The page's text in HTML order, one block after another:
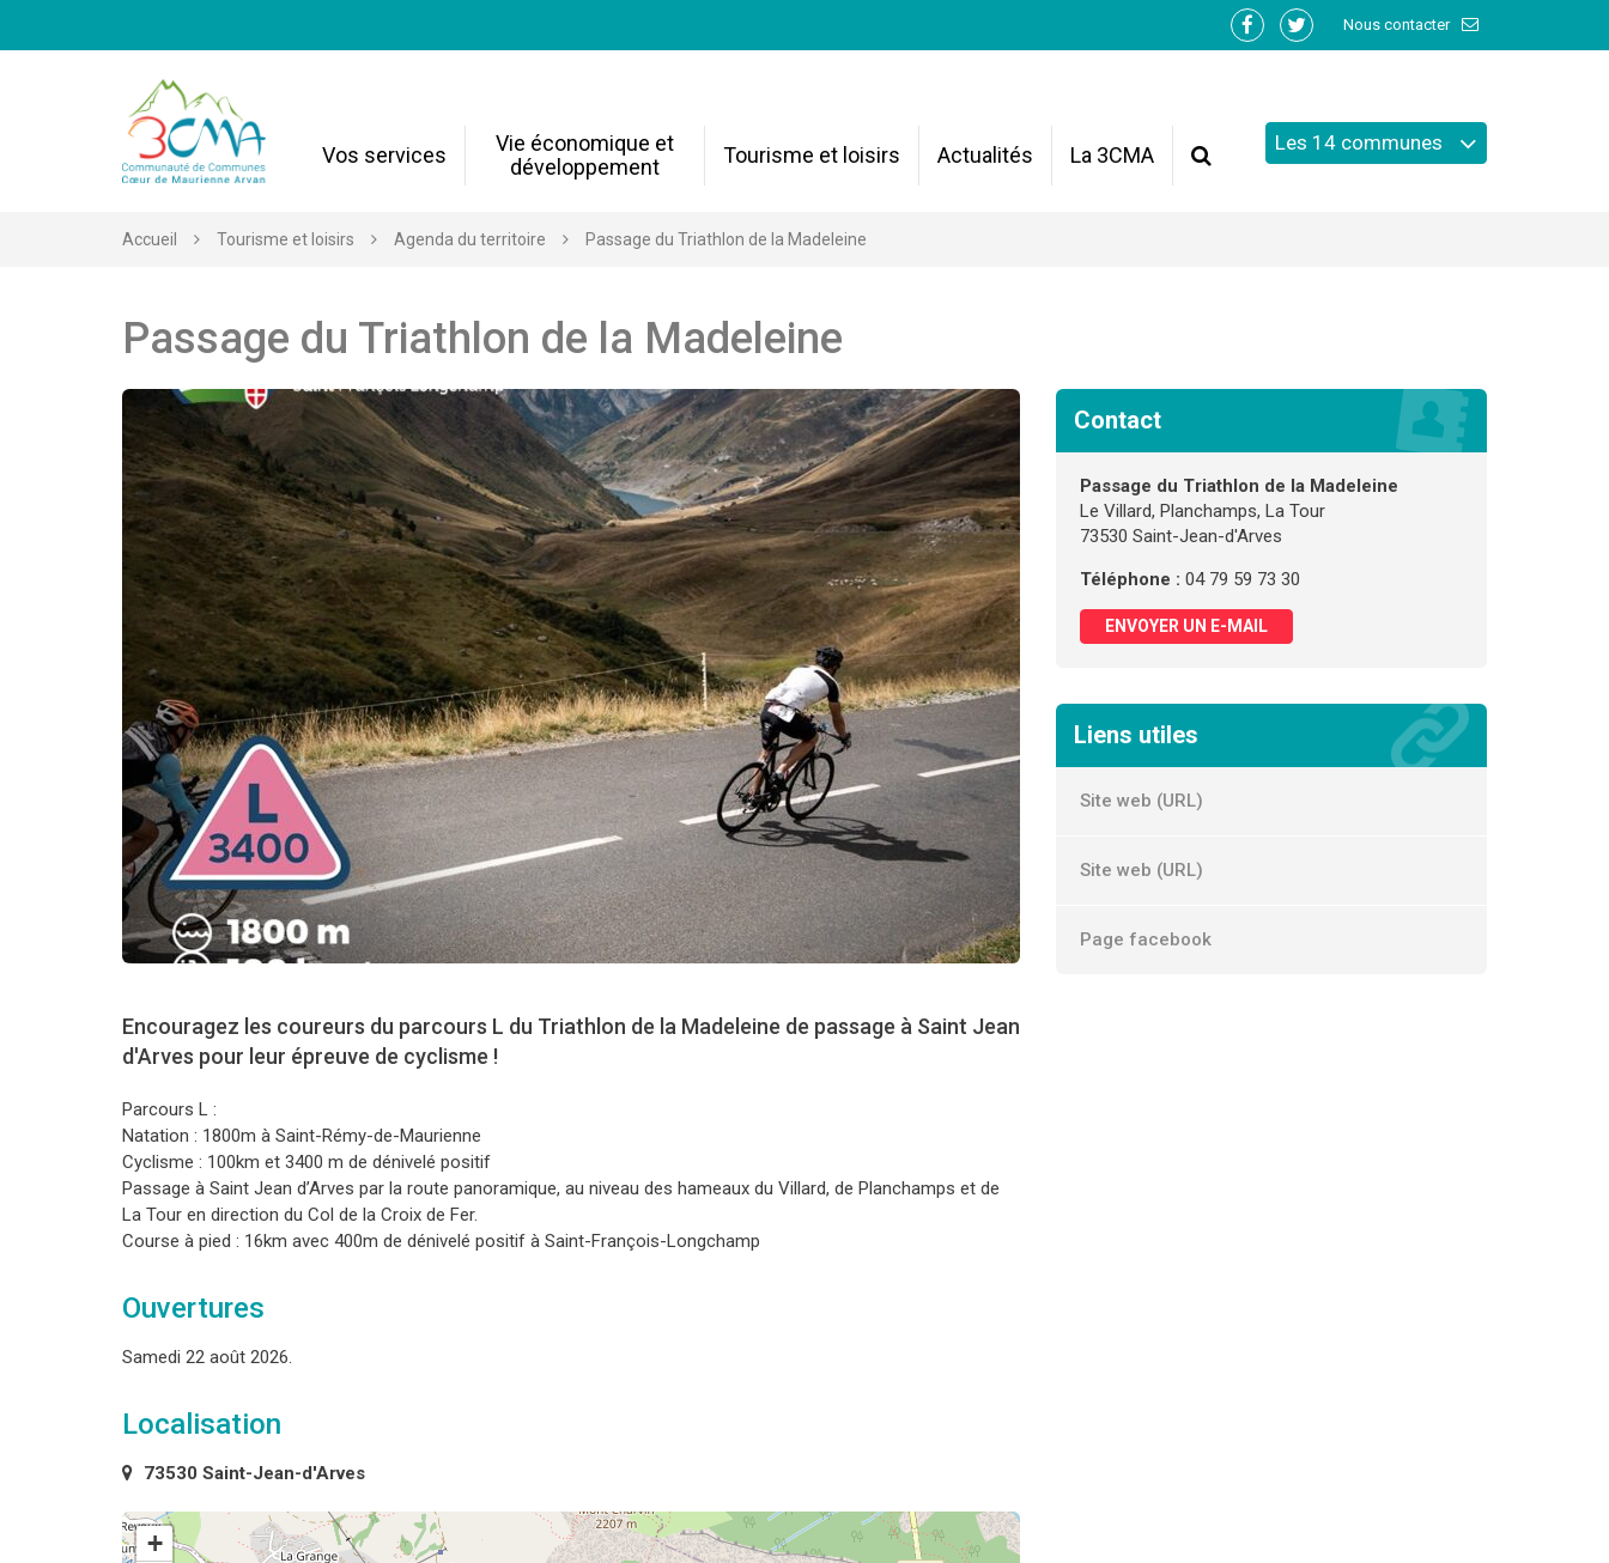
Nous contacter
Lien
Facebook
Lien
Twitter
Vos services
Vie économique et
développement
Tourisme et loisirs Actualités La 3CMA Recherche
Les 14 communes
Accueil Tourisme et loisirs Agenda du territoire Passage du Triathlon de la Madeleine
Passage du Triathlon de la Madeleine
Encouragez les coureurs du parcours L du Triathlon de la Madeleine de passage à Saint Jean
d'Arves pour leur épreuve de cyclisme !
Parcours L :
Natation : 1800m à Saint-Rémy-de-Maurienne
Cyclisme : 100km et 3400 m de dénivelé positif
Passage à Saint Jean d’Arves par la route panoramique, au niveau des hameaux du Villard, de Planchamps et de
La Tour en direction du Col de la Croix de Fer.
Course à pied : 16km avec 400m de dénivelé positif à Saint-François-Longchamp
Ouvertures
Samedi 22 août 2026.
Localisation
73530 Saint-Jean-d'Arves
+
Contact
Passage du Triathlon de la Madeleine
Le Villard, Planchamps, La Tour
73530 Saint-Jean-d'Arves
Téléphone : 04 79 59 73 30
ENVOYER UN E-MAIL
Liens utiles
Site web (URL)
Site web (URL)
Page facebook